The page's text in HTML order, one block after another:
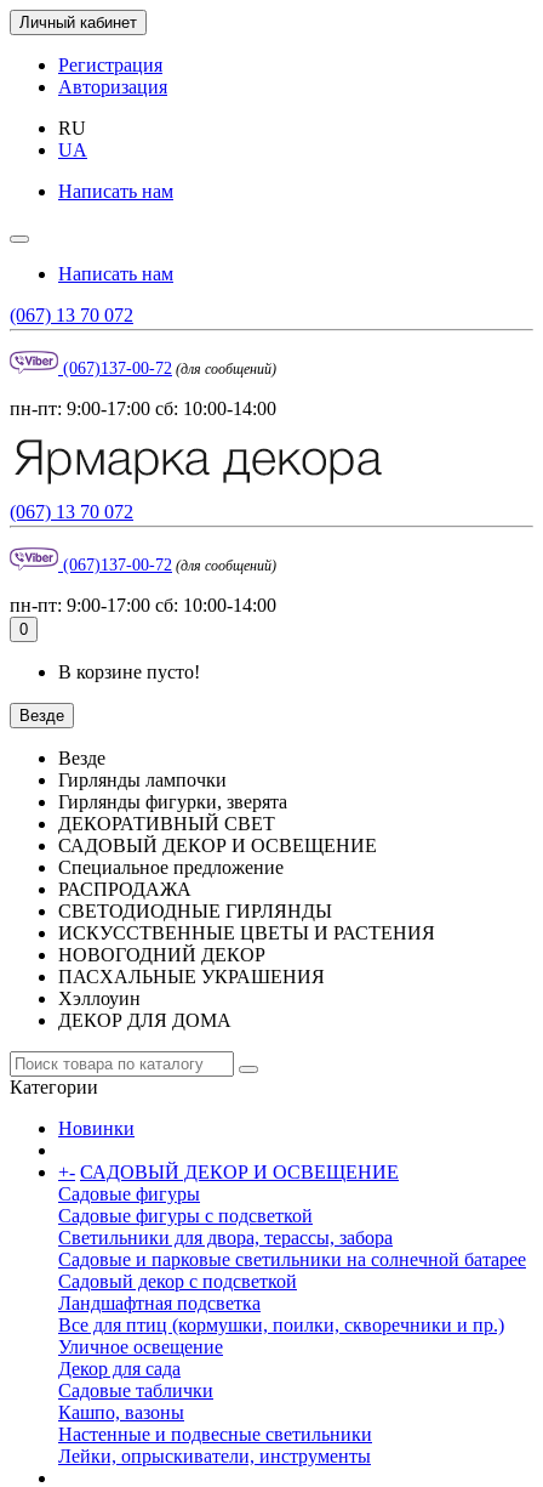
Личный кабинет
Регистрация
Авторизация
RU
UA
Написать нам
Написать нам
(067) 13 70 072
(067)137-00-72 (для сообщений)
пн-пт: 9:00-17:00 сб: 10:00-14:00
(067) 13 70 072
(067)137-00-72 (для сообщений)
пн-пт: 9:00-17:00 сб: 10:00-14:00
0
В корзине пусто!
Везде
Везде
Гирлянды лампочки
Гирлянды фигурки, зверята
ДЕКОРАТИВНЫЙ СВЕТ
САДОВЫЙ ДЕКОР И ОСВЕЩЕНИЕ
Специальное предложение
РАСПРОДАЖА
СВЕТОДИОДНЫЕ ГИРЛЯНДЫ
ИСКУССТВЕННЫЕ ЦВЕТЫ И РАСТЕНИЯ
НОВОГОДНИЙ ДЕКОР
ПАСХАЛЬНЫЕ УКРАШЕНИЯ
Хэллоуин
ДЕКОР ДЛЯ ДОМА
Категории
Новинки
+- САДОВЫЙ ДЕКОР И ОСВЕЩЕНИЕ
Садовые фигуры
Садовые фигуры с подсветкой
Светильники для двора, терассы, забора
Садовые и парковые светильники на солнечной батарее
Садовый декор с подсветкой
Ландшафтная подсветка
Все для птиц (кормушки, поилки, скворечники и пр.)
Уличное освещение
Декор для сада
Садовые таблички
Кашпо, вазоны
Настенные и подвесные светильники
Лейки, опрыскиватели, инструменты